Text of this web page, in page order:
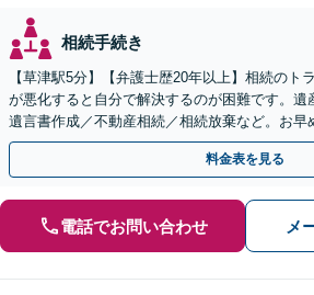
相続手続き
【草津駅5分】【弁護士歴20年以上】相続のト
が悪化すると自分で解決するのが困難です。遺
遺言書作成／不動産相続／相続放棄など。お早
【相続・遺言に関する初回相談６０分無料】【
料金表を見る
電話でお問い合わせ メ